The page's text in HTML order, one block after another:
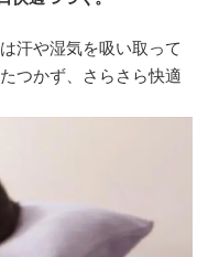
汗や湿気を吸い取って
つかず、さらさら快適